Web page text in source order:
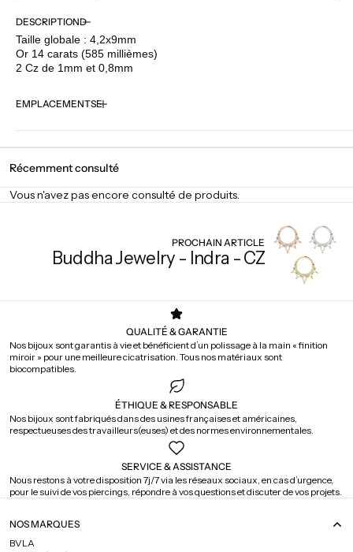
quantité
pour
Junipurr
-
quantité
pour
Junipurr
-
Dova
DESCRIPTION
Taille globale : 4,2x9mm
Or 14 carats (585 millièmes)
2 Cz de 1mm et 0,8mm
EMPLACEMENTS
Récemment consulté
Vous n'avez pas encore consulté de produits.
PROCHAIN ARTICLE
Buddha Jewelry - Indra - CZ
QUALITÉ & GARANTIE
Nos bijoux sont garantis à vie et bénéficient d’un polissage à la main « finition
miroir » pour une meilleure cicatrisation. Tous nos matériaux sont
biocompatibles.
ÉTHIQUE & RESPONSABLE
Nos bijoux sont fabriqués dans des usines françaises et américaines,
respectueuses des travailleurs(euses) et des normes environnementales.
SERVICE & ASSISTANCE
Nous restons à votre disposition 7j/7 via les réseaux sociaux, en cas d’urgence,
pour le suivi de vos piercings, répondre à vos questions et discuter de vos projets.
NOS MARQUES
BVLA